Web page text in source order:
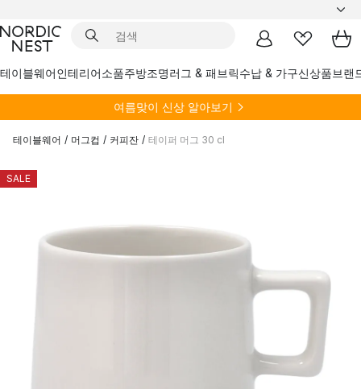
테이블웨어인테리어소품주방조명러그 & 패브릭수납 & 가구신상품브랜
여름맞이 신상 알아보기
테이블웨어 / 머그컵 / 커피잔 / 테이퍼 머그 30 cl
SALE